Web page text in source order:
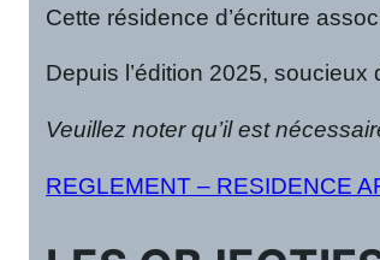
Cette résidence d’écriture
Depuis l’édition 2025,
Veuillez noter qu’il est
REGLEMENT – RESIDENCE